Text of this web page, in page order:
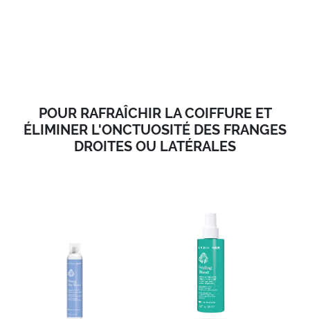
POUR RAFRAÎCHIR LA COIFFURE ET
ÉLIMINER L'ONCTUOSITÉ DES FRANGES
DROITES OU LATÉRALES